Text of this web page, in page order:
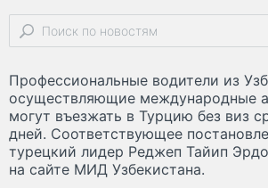
Профессиональные водители из
осуществляющие международные
могут въезжать в Турцию без виз
дней. Соответствующее
турецкий лидер Реджеп Тайип
на сайте МИД Узбекистана.